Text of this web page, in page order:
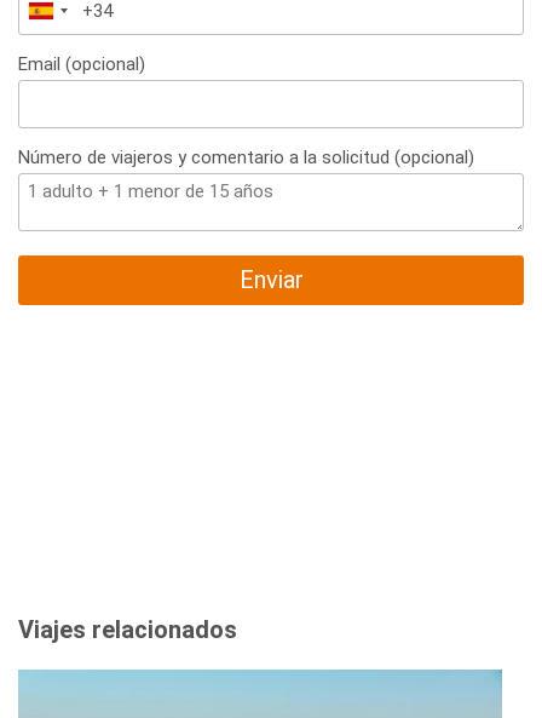
España
+34
Email (opcional)
Número de viajeros y comentario a la solicitud (opcional)
Enviar
Viajes relacionados